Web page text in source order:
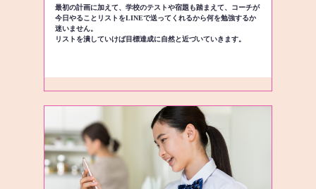
最初の計画に加えて、学校のテストや宿題も踏まえて、コーチが
今日やることリストをLINEで送ってくれるから何を勉強するか
迷いません。
リストを潰していけば目標達成に自然と近づいていきます。